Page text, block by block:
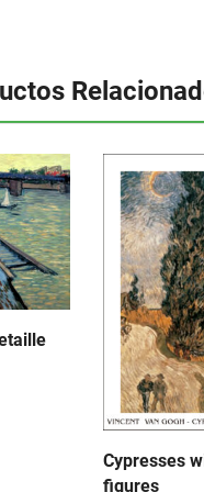
Cypresses
figures